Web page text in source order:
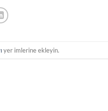
yer imlerine ekleyin.